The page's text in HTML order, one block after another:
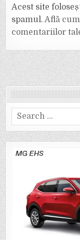
Acest site
spamul. Află
comentariilor
Search
for: